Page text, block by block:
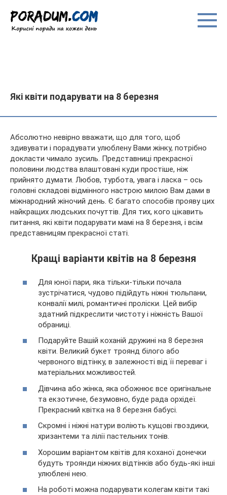
вмісту
Які квіти подарувати на 8 березня
Абсолютно невірно вважати, що для того, щоб
здивувати і порадувати улюблену Вами жінку, потрібно
докласти чимало зусиль. Представниці прекрасної
половини людства влаштовані куди простіше, ніж
прийнято думати. Любов, турбота, увага і ласка – ось
головні складові відмінного настрою милою Вам дами в
міжнародний жіночий день. Є багато способів прояву цих
найкращих людських почуттів. Для тих, кого цікавить
питання, які квіти подарувати мамі на 8 березня, і всім
представницям прекрасної статі.
Кращі варіанти квітів на 8 березня
Для юної пари, яка тільки-тільки почала
зустрічатися, чудово підійдуть ніжні тюльпани,
конвалії милі, романтичні проліски. Цей вибір
здатний підкреслити чистоту і ніжність Вашої
обраниці.
Подаруйте Вашій коханій дружині на 8 березня
квіти. Великий букет троянд білого або
червоного відтінку, в залежності від її переваг і
матеріальних можливостей.
Дівчина або жінка, яка обожнює все оригінальне
та екзотичне, безумовно, буде рада орхідеї.
Прекрасний квітка на 8 березня бабусі.
Скромні і ніжні натури воліють кущові гвоздики,
хризантеми та лілії пастельних тонів.
Хорошим варіантом квітів для коханої донечки
будуть троянди ніжних відтінків або будь-які інші
улюблені нею.
На роботі можна подарувати колегам квіти такі